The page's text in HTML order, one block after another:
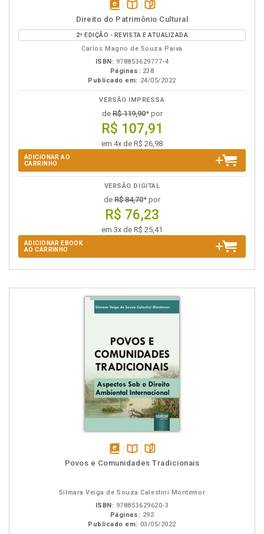
disponível
em
eBook
Disponível
na
B.V.
páginas
Direito do Patrimônio Cultural
2ª EDIÇÃO - REVISTA E ATUALIZADA
Carlos Magno de Souza Paiva
ISBN: 978853629777-4
Páginas: 238
Publicado em: 24/05/2022
VERSÃO IMPRESSA
deR$ 119,90* por
R$ 107,91
em 4x de R$ 26,98
ADICIONAR AO
CARRINHO
VERSÃO DIGITAL
de R$ 84,70* por
R$ 76,23
em 3x de R$ 25,41
ADICIONAR EBOOK
AO CARRINHO
disponívelDisponível
páginas
Povos e Comunidades Tradicionais
Silmara Veiga de Souza Calestini Montemor
ISBN: 978853629620-3
Páginas: 292
Publicado em: 03/05/2022